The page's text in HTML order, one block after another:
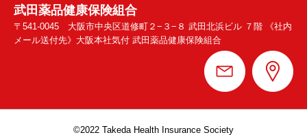
武田薬品健康保険組合
〒541-0045 大阪市中央区道修町２−３−８ 武田北浜ビル ７階 《社内
メール送付先》大阪本社気付 武田薬品健康保険組合
©︎2022 Takeda Health Insurance Society